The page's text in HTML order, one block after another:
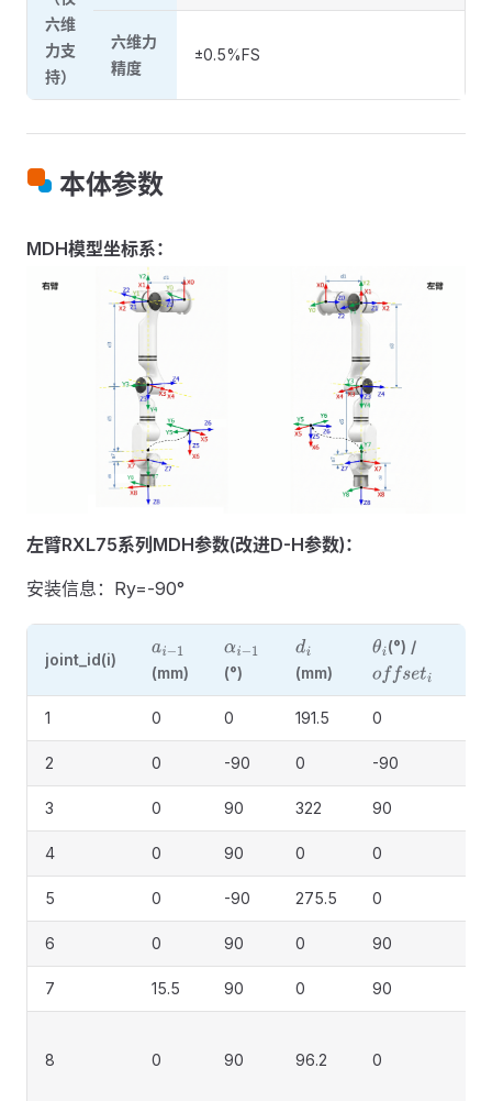
六维
力支
持）
六维力
精度
±0.5%FS
本体参数
MDH模型坐标系：
左臂RXL75系列MDH参数(改进D-H参数)：
安装信息：Ry=-90°
joint_id(i) ai−1
(mm)
αi−1
(°)
di
(mm)
θi(°) /
offseti
1 0 0 191.5 0
2 0 -90 0 -90
3 0 90 322 90
4 0 90 0 0
5 0 -90 275.5 0
6 0 90 0 90
7 15.5 90 0 90
8 0 90 96.2 0